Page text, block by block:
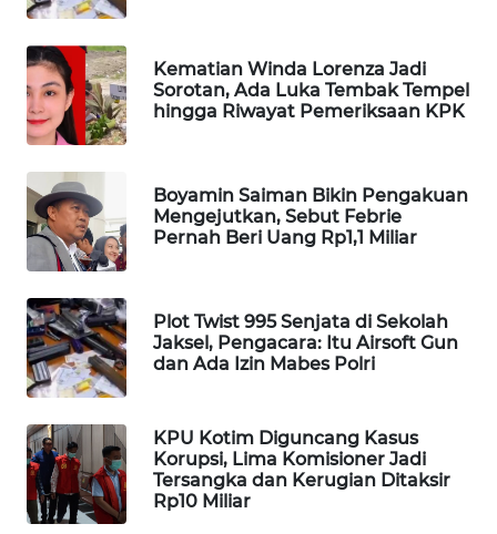
Kematian Winda Lorenza Jadi
Sorotan, Ada Luka Tembak Tempel
hingga Riwayat Pemeriksaan KPK
Boyamin Saiman Bikin Pengakuan
Mengejutkan, Sebut Febrie
Pernah Beri Uang Rp1,1 Miliar
Plot Twist 995 Senjata di Sekolah
Jaksel, Pengacara: Itu Airsoft Gun
dan Ada Izin Mabes Polri
KPU Kotim Diguncang Kasus
Korupsi, Lima Komisioner Jadi
Tersangka dan Kerugian Ditaksir
Rp10 Miliar
PERSONA
WAHANA
OTOMOTIF
HEALTH
WAHANA
DESA
LAPAK
WAHANA
Wahana
Network
KONSUMEN
LISTRIK